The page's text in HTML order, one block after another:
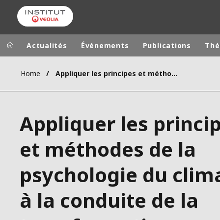
Groupe Veolia
CAMPUS
FONDATION
INSTITUT
Dans le
AMÉRIQUE
AMÉRIQUE
Actualités Événements Publications
Home Appliquer les principes et méthodes de la psychologie du climat à la conduite de la transformation écologique
Appliquer les
et méthodes de la
psychologie du
à la conduite de la